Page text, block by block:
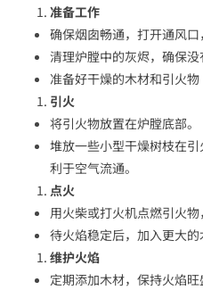
准备工作
确保烟囱畅通，打开通风口
清理炉膛中的灰烬，确保没
准备好干燥的木材和引火物
引火
将引火物放置在炉膛底部。
堆放一些小型干燥树枝在
利于空气流通。
点火
用火柴或打火机点燃引火物
待火焰稳定后，加入更大的
维护火焰
定期添加木材，保持火焰旺